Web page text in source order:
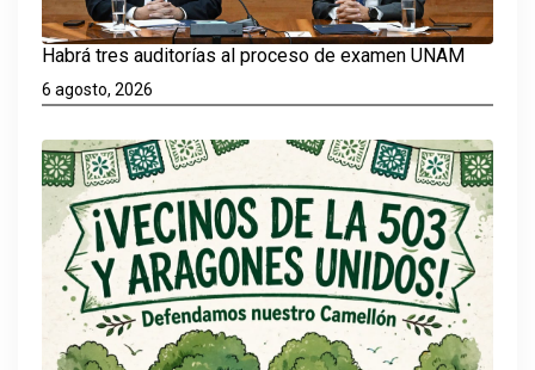
Habrá tres auditorías al proceso de examen UNAM
6 agosto, 2026